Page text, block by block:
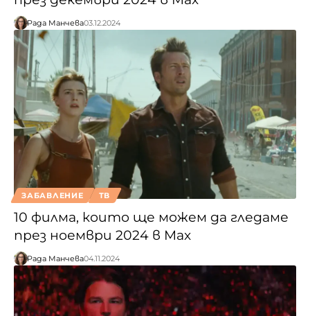
Рада Манчева03.12.2024
ЗАБАВЛЕНИЕ ТВ
10 филма, които ще можем да гледаме
през ноември 2024 в Max
Рада Манчева04.11.2024